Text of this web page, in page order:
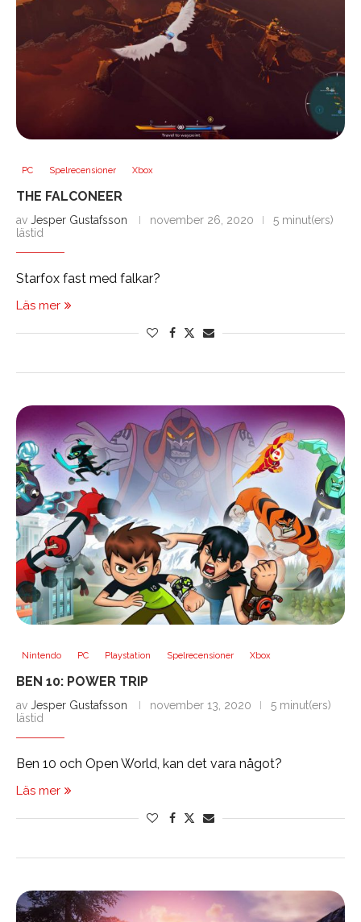
PC Spelrecensioner Xbox
THE FALCONEER
av Jesper Gustafsson november 26, 2020
5 minut(ers)
lästid
Starfox fast med falkar?
Läs mer
Nintendo PC Playstation Spelrecensioner Xbox
BEN 10: POWER TRIP
av Jesper Gustafsson november 13, 2020
5 minut(ers)
lästid
Ben 10 och Open World, kan det vara något?
Läs mer